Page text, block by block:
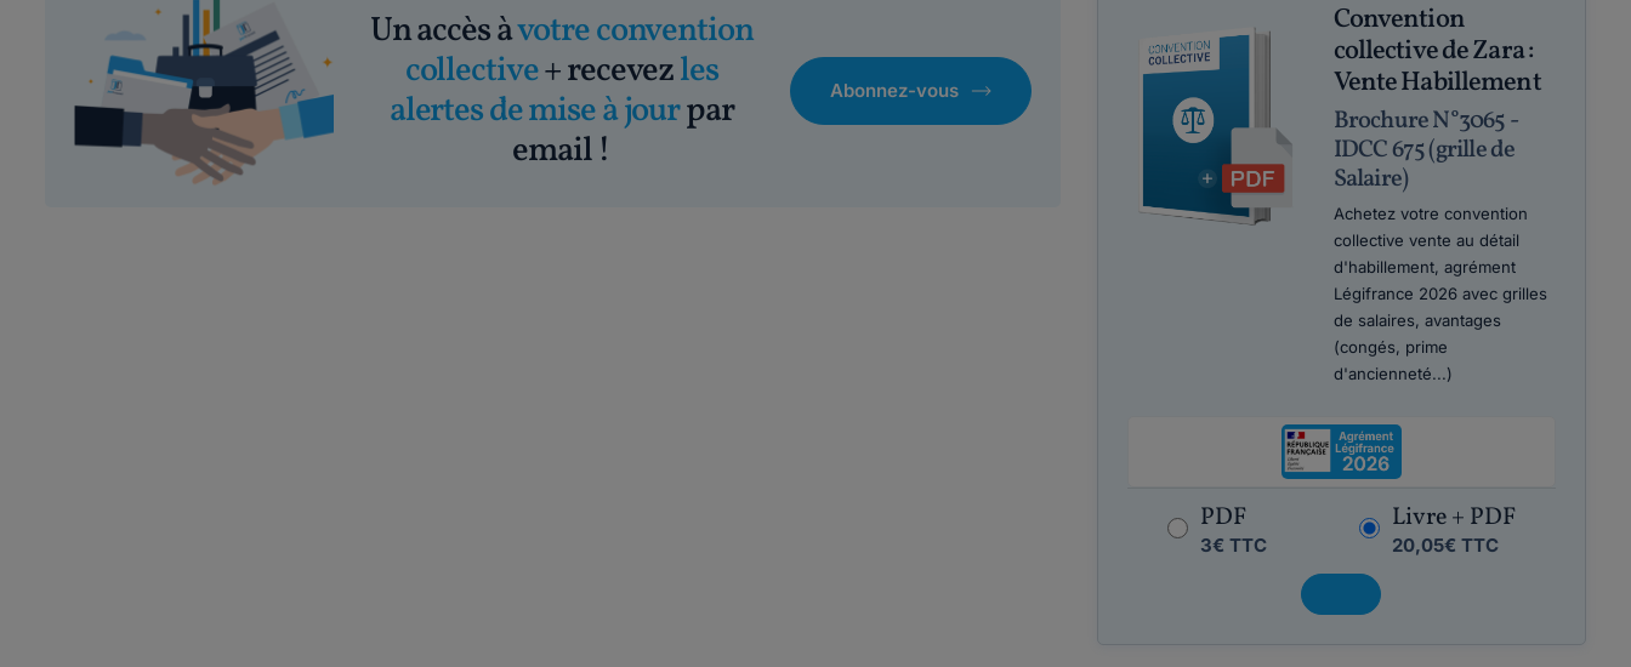
Un accès àvotre convention
collective+ recevezles
alertes de mise à jourpar
email !
Abonnez-vous
Convention
collective de Zara :
Vente Habillement
Brochure N°3065 -
IDCC 675 (grille de
Salaire)
Achetez votre convention
collective vente au détail
d'habillement, agrément
Légifrance 2026 avec grilles
de salaires, avantages
(congés, prime
d'ancienneté...)
PDF
3€ TTC
Livre + PDF
20,05€ TTC